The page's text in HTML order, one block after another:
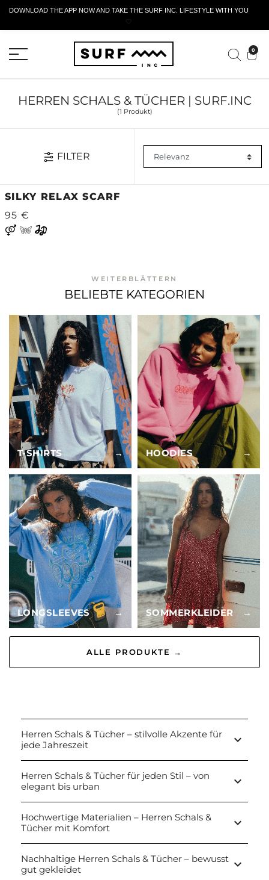
DOWNLOAD THE APP NOW AND TAKE THE SURF INC. LIFESTYLE WITH YOU
🤍
0
HERREN SCHALS & TÜCHER | SURF.INC
(1 Produkt)
FILTER
SILKY RELAX SCARF
95 €
WEITERBLÄTTERN
BELIEBTE KATEGORIEN
T-SHIRTS → HOODIES →
LONGSLEEVES → SOMMERKLEIDER →
ALLE PRODUKTE →
Herren Schals & Tücher – stilvolle Akzente für
jede Jahreszeit
keyboard_arrow_down
Herren Schals & Tücher für jeden Stil – von
elegant bis urban
keyboard_arrow_down
Hochwertige Materialien – Herren Schals &
Tücher mit Komfort
keyboard_arrow_down
Nachhaltige Herren Schals & Tücher – bewusst
gut gekleidet
keyboard_arrow_down
AKTIVES RÜCKGABEFORMULAR